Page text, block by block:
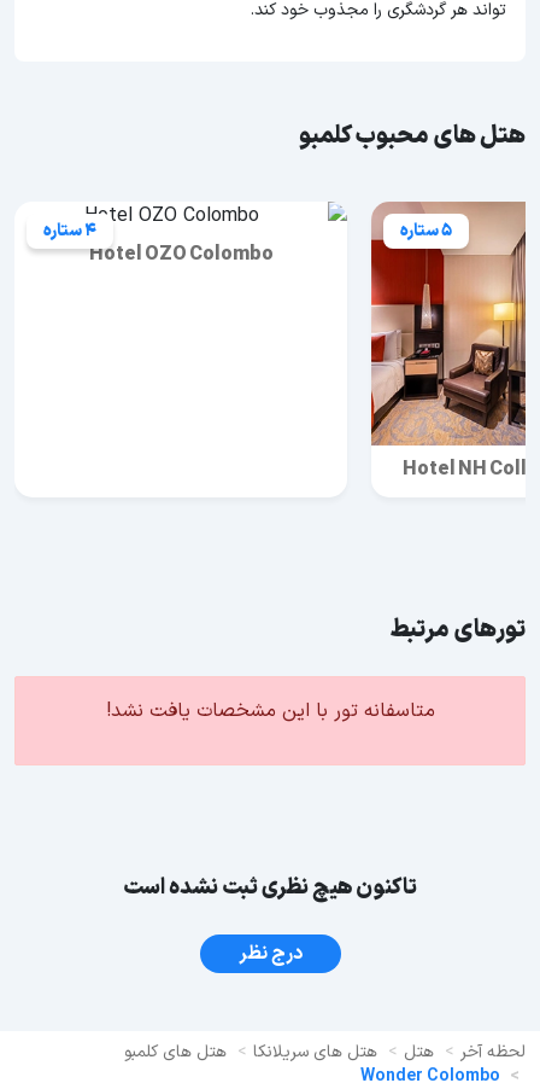
تواند هر گردشگری را مجذوب خود کند.
هتل های محبوب کلمبو
5 ستاره
Hotel NH
4 ستاره
Hotel OZO Colombo
تورهای مرتبط
متاسفانه تور با این مشخصات یافت نشد!
تاکنون هیچ نظری ثبت نشده است
درج نظر
لحظه آخر هتل هتل های سریلانکا
هتل های کلمبو
Wonder Colombo